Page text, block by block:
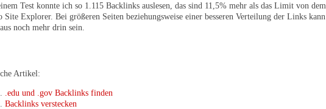
Test konnte ich so 1.115 Backlinks auslesen, das sind 11,5% mehr als das Limit von dem
Site Explorer. Bei größeren Seiten beziehungsweise einer besseren Verteilung der Links kann
noch mehr drin sein.
Artikel:
.edu und .gov Backlinks finden
Backlinks verstecken